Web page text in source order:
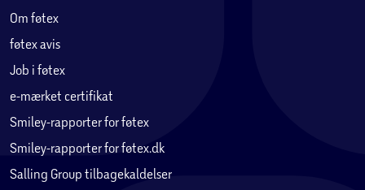
Om føtex
føtex avis
Job i føtex
e-mærket certifikat
Smiley-rapporter for føtex
Smiley-rapporter for føtex.dk
Salling Group tilbagekaldelser